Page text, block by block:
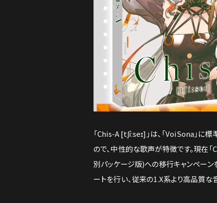
「Chis-A [tʃíːseɪ]」は、「VoiSona」に
ので、中性的な歌声が特徴です。現在
別パッケージ版)への移行キャンペーン
ートを行い、従来の1.X系より高品質な